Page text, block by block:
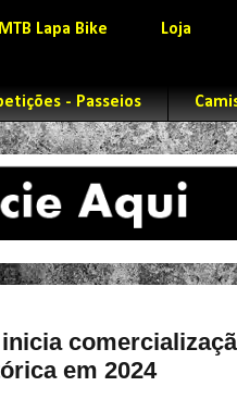
Lapa Bike Loja
- Passeios
em 2024